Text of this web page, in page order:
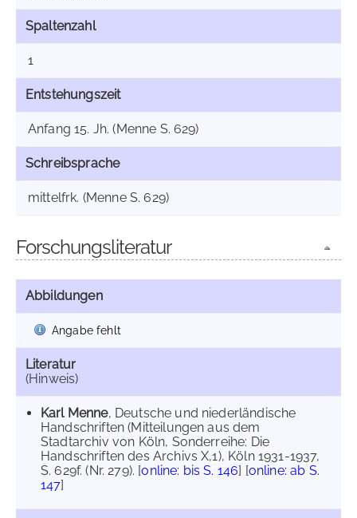
Spaltenzahl
1
Entstehungszeit
Anfang 15. Jh. (Menne S. 629)
Schreibsprache
mittelfrk. (Menne S. 629)
Forschungsliteratur
Abbildungen
Angabe fehlt
Literatur
(Hinweis)
Karl Menne, Deutsche und niederländische
Handschriften (Mitteilungen aus dem
Stadtarchiv von Köln, Sonderreihe: Die
Handschriften des Archivs X,1), Köln 1931-1937,
S. 629f. (Nr. 279). [online: bis S. 146] [online: ab S.
147]